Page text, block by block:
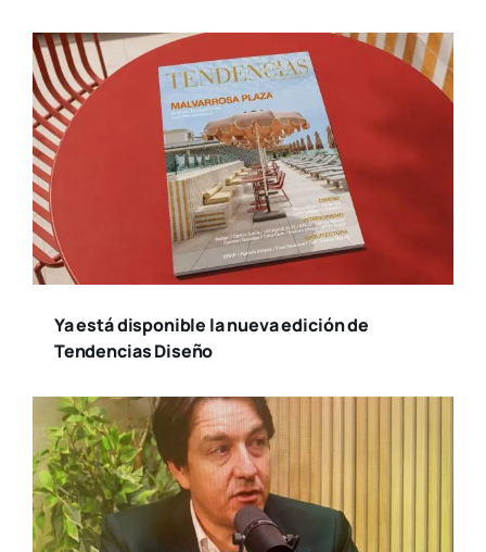
Ya está disponible la nueva edición de
Tendencias Diseño